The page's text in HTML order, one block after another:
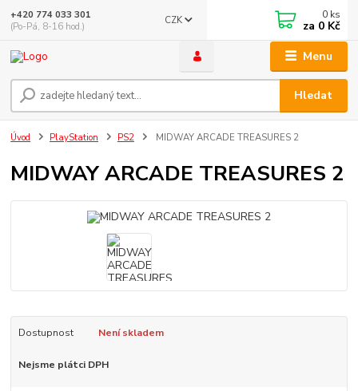
Menu
CZK
Hledat
+420 774 033 301
(Po-Pá, 8-16 hod.)
0 ks
za 0 Kč
Úvod PlayStation PS2 MIDWAY ARCADE TREASURES 2
MIDWAY ARCADE TREASURES 2
Dostupnost Není skladem
Nejsme plátci DPH